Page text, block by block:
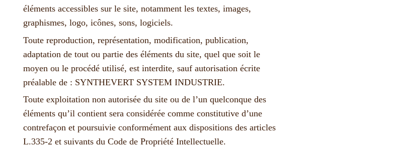
éléments accessibles sur le site, notamment les textes, images,
graphismes, logo, icônes, sons, logiciels.
Toute reproduction, représentation, modification, publication,
adaptation de tout ou partie des éléments du site, quel que soit le
moyen ou le procédé utilisé, est interdite, sauf autorisation écrite
préalable de : SYNTHEVERT SYSTEM INDUSTRIE.
Toute exploitation non autorisée du site ou de l’un quelconque des
éléments qu’il contient sera considérée comme constitutive d’une
contrefaçon et poursuivie conformément aux dispositions des articles
L.335-2 et suivants du Code de Propriété Intellectuelle.